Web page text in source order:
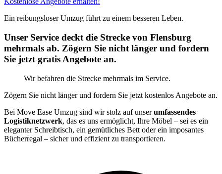
Ein reibungsloser Umzug führt zu einem besseren Leben.
Unser Service deckt die Strecke von Flensburg
mehrmals ab. Zögern Sie nicht länger und fordern
Sie jetzt gratis Angebote an.
Wir befahren die Strecke mehrmals im Service.
Zögern Sie nicht länger und fordern Sie jetzt kostenlos Angebote an.
Bei Move Ease Umzug sind wir stolz auf unserumfassendes
Logistiknetzwerk, das es uns ermöglicht, Ihre Möbel – sei es ein
eleganter Schreibtisch, ein gemütliches Bett oder ein imposantes
Bücherregal – sicher und effizient zu transportieren.